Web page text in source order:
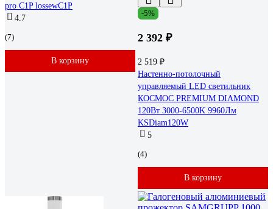
pro C1P lossewC1P
4.7
(7)
В корзину
-5%
2 392 ₽
2 519 ₽
Настенно-потолочный
управляемый LED светильник
КОСМОС PREMIUM DIAMOND
120Вт 3000-6500K 9960Лм
KSDiam120W
5
(4)
В корзину